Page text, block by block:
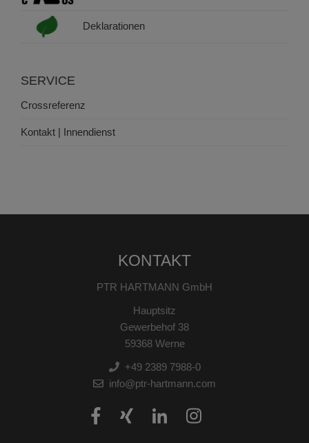
Deklarationen
SERVICE
Crossreferenz
Kontakt | Innendienst
KONTAKT
PTR HARTMANN GmbH
Hauptsitz
Gewerbehof 38
59368 Werne
+49 2389 7988-0
info@ptr-hartmann.com